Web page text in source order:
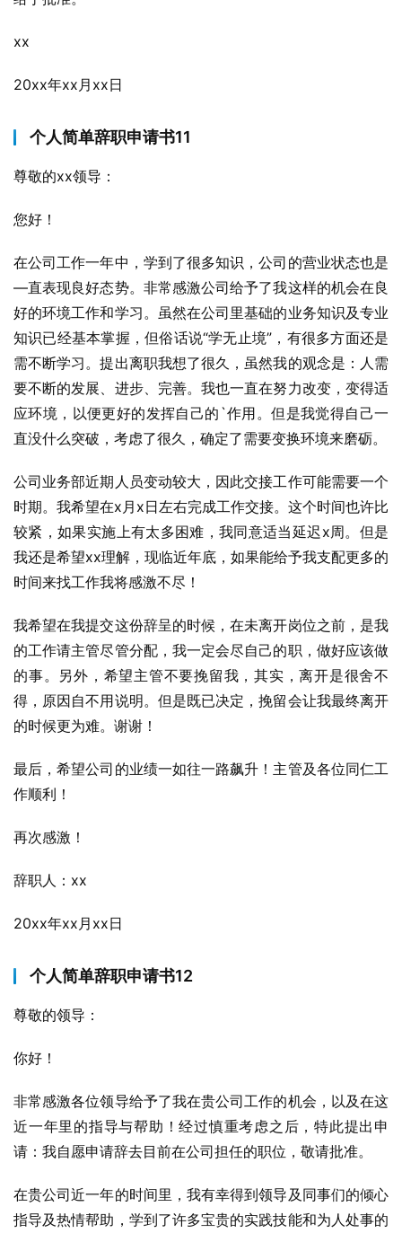
xx
20xx年xx月xx日
个人简单辞职申请书11
尊敬的xx领导：
您好！
在公司工作一年中，学到了很多知识，公司的营业状态也是
—直表现良好态势。非常感激公司给予了我这样的机会在良
好的环境工作和学习。虽然在公司里基础的业务知识及专业
知识已经基本掌握，但俗话说“学无止境”，有很多方面还是
需不断学习。提出离职我想了很久，虽然我的观念是：人需
要不断的发展、进步、完善。我也一直在努力改变，变得适
应环境，以便更好的发挥自己的`作用。但是我觉得自己一
直没什么突破，考虑了很久，确定了需要变换环境来磨砺。
公司业务部近期人员变动较大，因此交接工作可能需要一个
时期。我希望在x月x日左右完成工作交接。这个时间也许比
较紧，如果实施上有太多困难，我同意适当延迟x周。但是
我还是希望xx理解，现临近年底，如果能给予我支配更多的
时间来找工作我将感激不尽！
我希望在我提交这份辞呈的时候，在未离开岗位之前，是我
的工作请主管尽管分配，我一定会尽自己的职，做好应该做
的事。另外，希望主管不要挽留我，其实，离开是很舍不
得，原因自不用说明。但是既已决定，挽留会让我最终离开
的时候更为难。谢谢！
最后，希望公司的业绩一如往一路飙升！主管及各位同仁工
作顺利！
再次感激！
辞职人：xx
20xx年xx月xx日
个人简单辞职申请书12
尊敬的领导：
你好！
非常感激各位领导给予了我在贵公司工作的机会，以及在这
近一年里的指导与帮助！经过慎重考虑之后，特此提出申
请：我自愿申请辞去目前在公司担任的职位，敬请批准。
在贵公司近一年的时间里，我有幸得到领导及同事们的倾心
指导及热情帮助，学到了许多宝贵的实践技能和为人处事的